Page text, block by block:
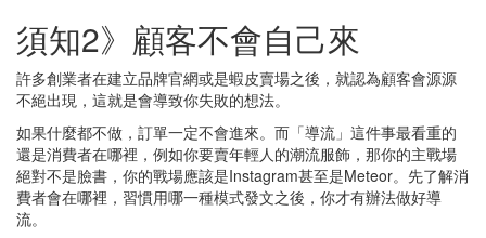
須知2》顧客不會自己來
許多創業者在建立品牌官網或是蝦皮賣場之後，就認為顧客會源源
不絕出現，這就是會導致你失敗的想法。
如果什麼都不做，訂單一定不會進來。而「導流」這件事最看重的
還是消費者在哪裡，例如你要賣年輕人的潮流服飾，那你的主戰場
絕對不是臉書，你的戰場應該是Instagram甚至是Meteor。先了解消
費者會在哪裡，習慣用哪一種模式發文之後，你才有辦法做好導
流。